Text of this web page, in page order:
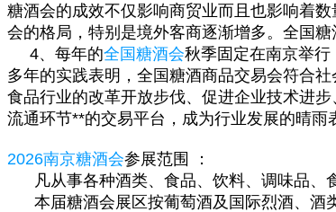
糖酒会的成效不仅影响商贸业而且也影响着
会的格局，特别是境外客商逐渐增多。全国
4、每年的全国糖酒会秋季固定在南京举行
多年的实践表明，全国糖酒商品交易会符合
食品行业的改革开放步伐、促进企业技术进
流通环节**的交易平台，成为行业发展的晴雨
2026南京糖酒会参展范围 ：
凡从事各种酒类、食品、饮料、调味品、
本届糖酒会展区按葡萄酒及国际烈酒、酒